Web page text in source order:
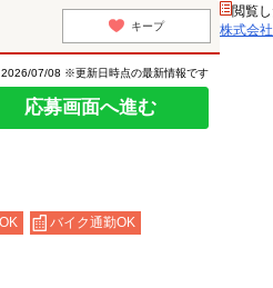
キープ
2026/07/08 ※更新日時点の最新情報です
応募画面へ進む
バイク通勤OK
閲覧
株式会